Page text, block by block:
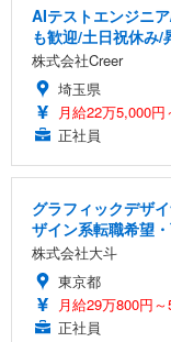
AIテストエンジニ
も歓迎/土日祝休み/
株式会社Creer
埼玉県
月給22万5,000
正社員
グラフィックデザ
ザイン系転職希望
株式会社大斗
東京都
月給29万800円
正社員